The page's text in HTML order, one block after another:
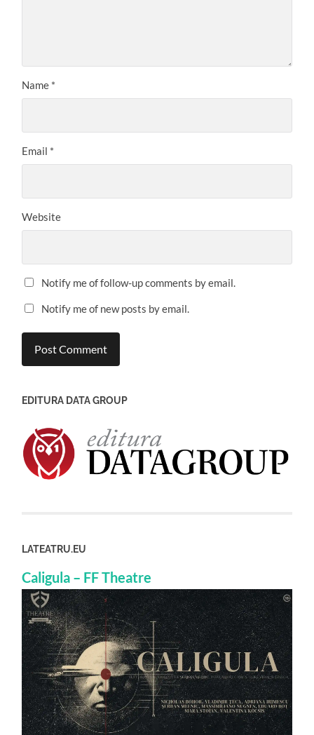
Name *
Email *
Website
Notify me of follow-up comments by email.
Notify me of new posts by email.
EDITURA DATA GROUP
LATEATRU.EU
Caligula – FF Theatre